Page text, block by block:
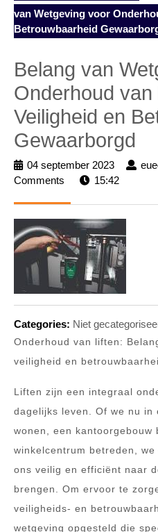
van Wetgeving voor
Betrouwbaarheid
Belang van
Onderhoud van
Veiligheid en
Gewaarborgd
04 september 2023
04
Comments
15:42
Categories: Niet
Onderhoud van liften:
veiligheid en
Liften zijn een integraal
dagelijks leven. Of we nu in
wonen, een kantoorgebouw
winkelcentrum betreden,
ons veilig en efficiënt naar
brengen. Om ervoor te
veiligheids- en
wetgeving opgesteld die